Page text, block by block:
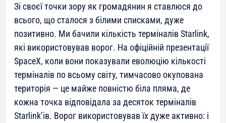
Зі своєї точки зору як громадянин я ставлюся до
всього, що сталося з білими списками, дуже
позитивно. Ми бачили кількість терміналів Starlink,
які використовував ворог. На офіційній презентації
SpaceX, коли вони показували еволюцію кількості
терміналів по всьому світу, тимчасово окупована
територія — це майже повністю біла пляма, де
кожна точка відповідала за десяток терміналів
Starlink’ів. Ворог використовував їх дуже активно: і